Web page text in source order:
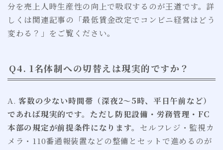
分を売上人時生産性の向上で吸収するのが王道です。詳
しくは関連記事の「最低賃金改定でコンビニ経営はどう
変わる？」をご覧ください。
Q4. 1名体制への切替えは現実的ですか？
A.客数の少ない時間帯（深夜2〜5時、平日午前など）
であれば現実的です。ただし防犯設備・労務管理・FC
本部の規定が前提条件になります。 セルフレジ・監視カ
メラ・110番通報装置などの整備とセットで進めるのが